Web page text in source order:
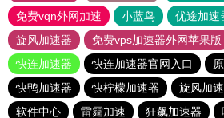
免费vqn外网加速
小蓝鸟 优途加速
旋风加速器
免费vps加速器外网苹果版
快连加速器
快连加速器官网入口
快鸭加速器
快柠檬加速器 旋风加
软件中心
雷霆加速 狂飙加速器